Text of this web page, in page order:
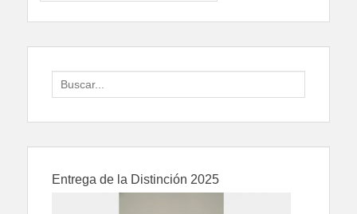
Search
for:
Entrega de la Distinción 2025